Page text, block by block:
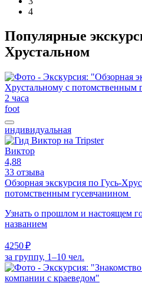
4
Популярные
Хрустальном
2 часа
foot
индивидуальная
Виктор
4,88
33 отзыва
Обзорная экскурсия по Гусь-
потомственным гусевчанином
Узнать о прошлом и настоящем
названием
4250 ₽
за группу, 1–10 чел.